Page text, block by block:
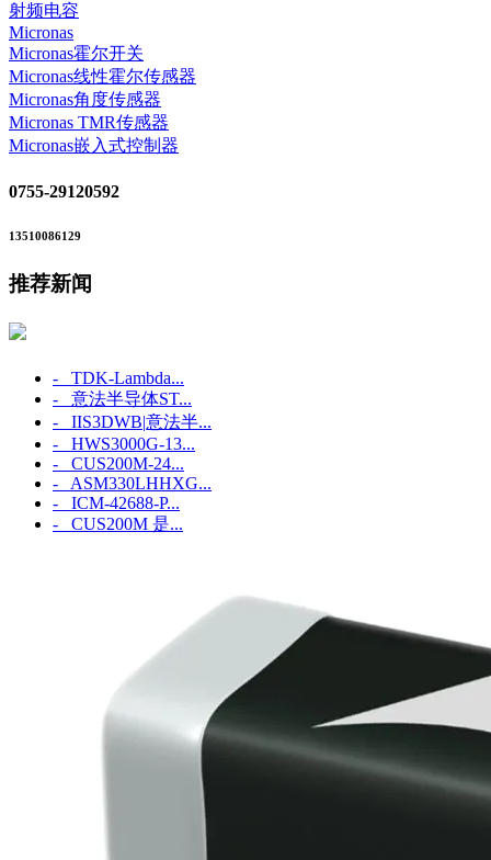
射频电容
Micronas
Micronas霍尔开关
Micronas线性霍尔传感器
Micronas角度传感器
Micronas TMR传感器
Micronas嵌入式控制器
0755-29120592
13510086129
推荐新闻
- TDK-Lambda...
- 意法半导体ST...
- IIS3DWB|意法半...
- HWS3000G-13...
- CUS200M-24...
- ASM330LHHXG...
- ICM‑42688‑P...
- CUS200M 是...